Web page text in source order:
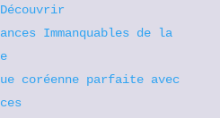
Immanquables de la
coréenne parfaite avec